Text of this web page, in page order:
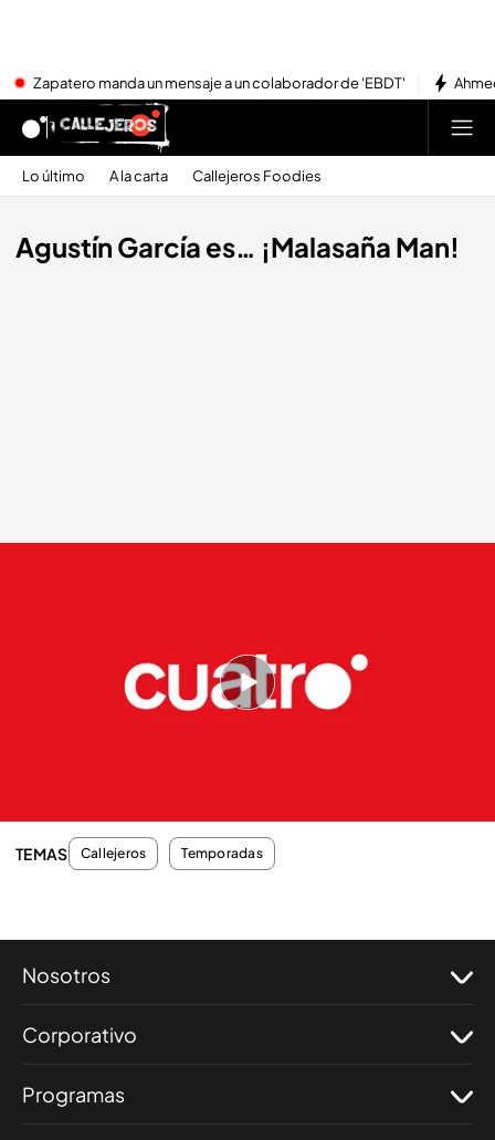
Zapatero manda un mensaje a un colaborador de 'EBDT'
Lo último A la carta Callejeros Foodies
Agustín García es… ¡Malasaña Man!
TEMAS Callejeros Temporadas
Nosotros
Corporativo
Programas